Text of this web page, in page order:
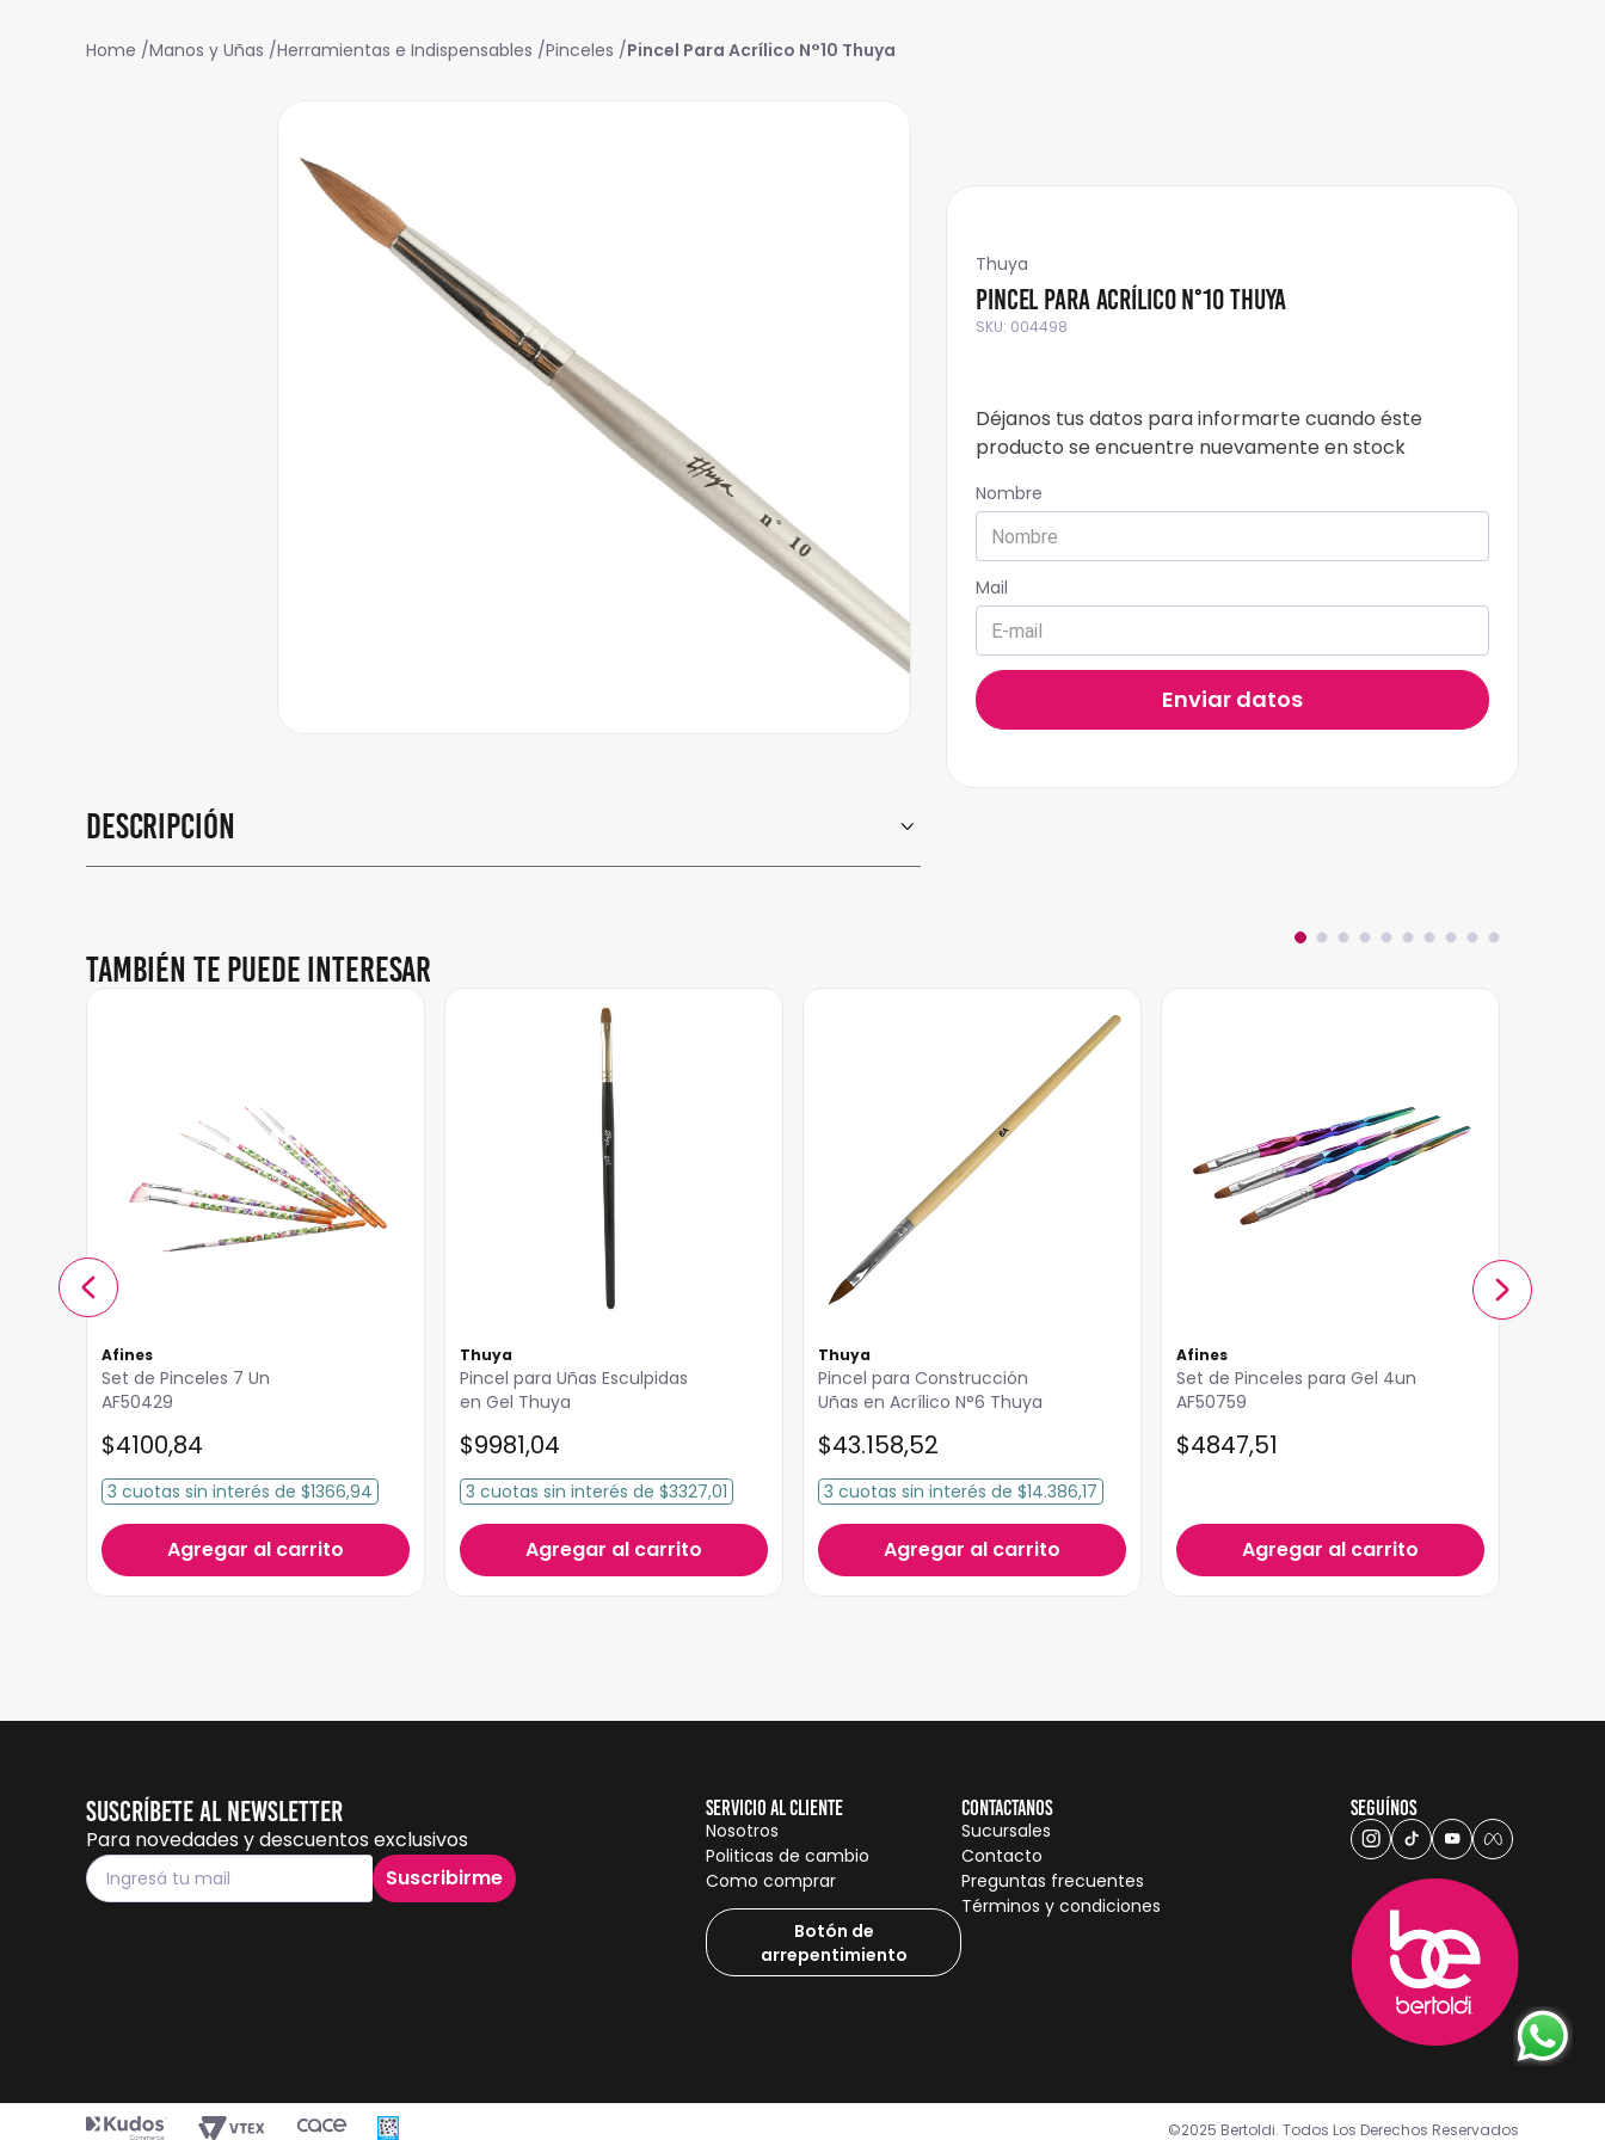
Manos y Uñas Herramientas e Indispensables Pinceles Pincel Para Acrílico N°10 Thuya
Descripción
Thuya
Pincel Para Acrílico N°10 Thuya
SKU: 004498
También te puede interesar
Afines
Set de Pinceles 7 Un
AF50429
$4100,84
3 cuotas sin interés de $1366,94
Agregar al carrito
Thuya
Pincel para Uñas Esculpidas
en Gel Thuya
$9981,04
3 cuotas sin interés de $3327,01
Agregar al carrito
Thuya
Pincel para Construcción
Uñas en Acrílico N°6 Thuya
$43.158,52
3 cuotas sin interés de $14.386,17
Agregar al carrito
Afines
Set de Pinceles para Gel 4un
AF50759
$4847,51
Agregar al carrito
Suscríbete al Newsletter
Para novedades y descuentos exclusivos
Suscribirme
Servicio al cliente
Nosotros
Politicas de cambio
Como comprar
Botón de
arrepentimiento
Contactanos
Sucursales
Contacto
Preguntas frecuentes
Términos y condiciones
Seguínos
©2025 Bertoldi. Todos Los Derechos Reservados